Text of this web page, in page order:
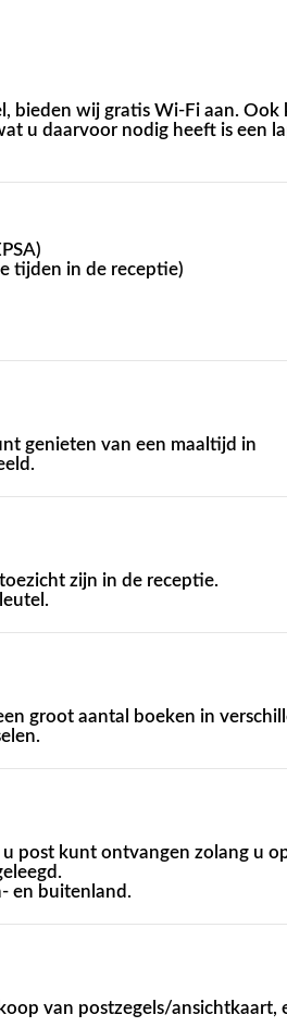
bieden wij gratis Wi-Fi aan. Ook
u daarvoor nodig heeft is een
tijden in de receptie)
genieten van een maaltijd in
zijn in de receptie.
groot aantal boeken in
post kunt ontvangen zolang u
en buitenland.
van postzegels/ansichtkaart,